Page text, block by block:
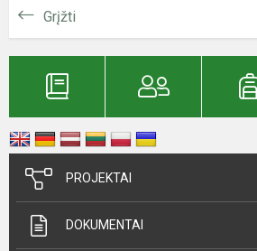
Grįžti
PROJEKTAI
DOKUMENTAI